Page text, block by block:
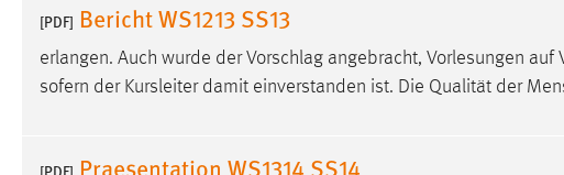
[PDF] Bericht WS1213 SS13
erlangen. Auch wurde der Vorschlag angebracht, Vorlesungen
sofern der Kursleiter damit einverstanden ist. Die Qualität der
Praesentation WS1314 SS14